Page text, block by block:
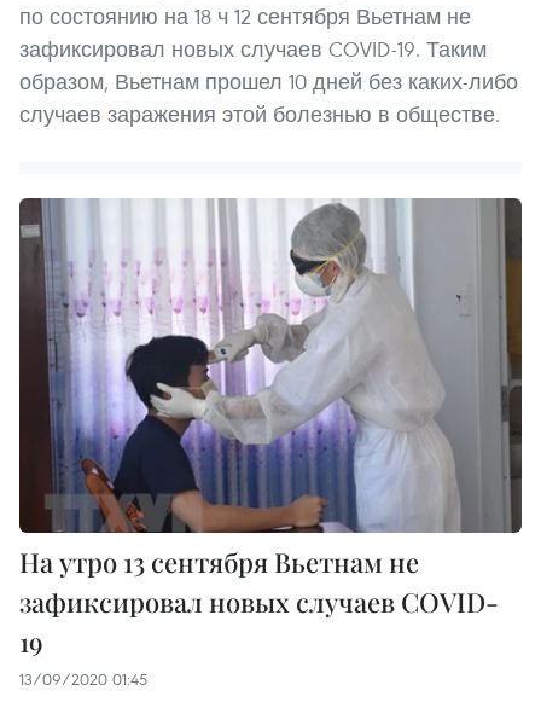
по состоянию на 18 ч 12 сентября Вьетнам не
зафиксировал новых случаев COVID-19. Таким
образом, Вьетнам прошел 10 дней без каких-либо
случаев заражения этой болезнью в обществе.
На утро 13 сентября Вьетнам не
зафиксировал новых случаев COVID-
19
13/09/2020 01:45